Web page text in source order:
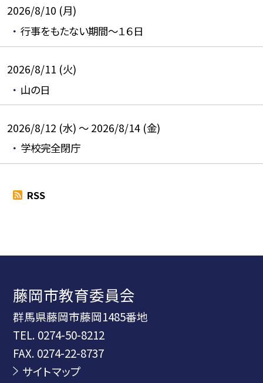
2026/8/10 (月)
行事をもたない期間～１６日
2026/8/11 (火)
山の日
2026/8/12 (水) ～ 2026/8/14 (金)
学校完全閉庁
RSS
藤岡市教育委員会
群馬県藤岡市藤岡1485番地
TEL. 0274-50-8212
FAX. 0274-22-8737
サイトマップ